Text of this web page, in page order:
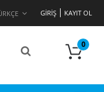
GIRIŞ KAYIT OL
0